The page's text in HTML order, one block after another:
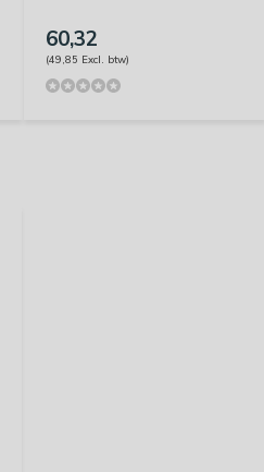
60,32
(49,85 Excl. btw)